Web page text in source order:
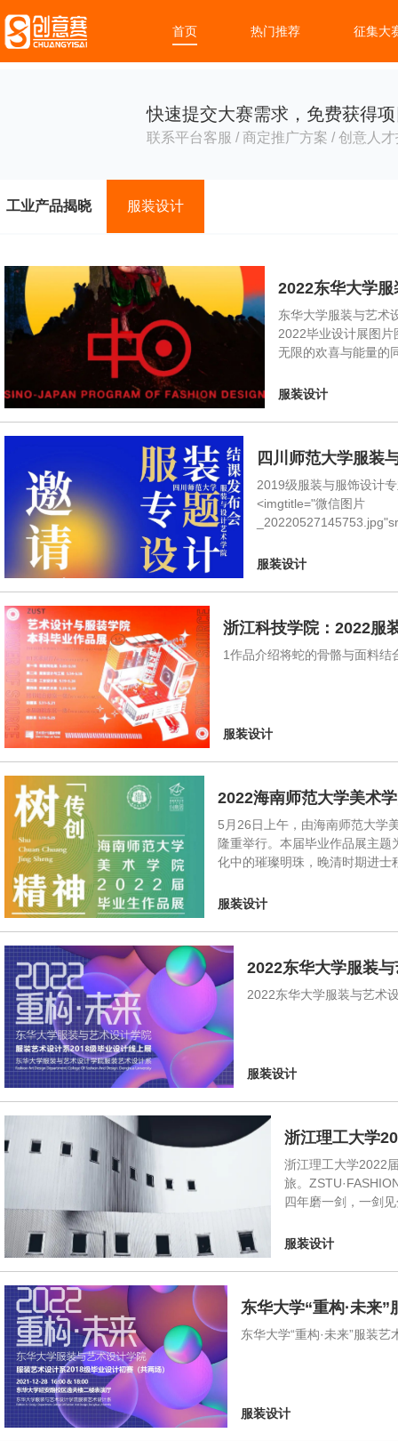
首页 热门推荐 征集大
快速提交大赛需求，免费获得
联系平台客服 / 商定推广方案 / 创意人
工业产品揭晓 服装设计
2022东华大学
东华大学服装与艺术
2022毕业设计展图片
无限的欢喜与能量的
服装设计
四川师范大学服装
2019级服装与服饰设计
<imgtitle="微信图片
服装设计
浙江科技学院：2022服
1作品介绍将蛇的骨骼与面料
服装设计
2022海南师范大学美术
5月26日上午，由海南师范大学
隆重举行。本届毕业作品展主
化中的璀璨明珠，晚清时期进
服装设计
2022东华大学服装
2022东华大学服装与艺术
服装设计
浙江理工大学
浙江理工大学2022
旅。
四年磨一剑，一剑
服装设计
东华大学“重构·未来
东华大学“重构·未来”服装
服装设计